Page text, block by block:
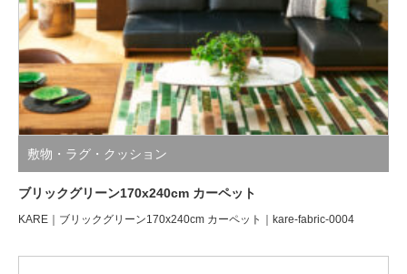
敷物・ラグ・クッション
ブリックグリーン170x240cm カーペット
KARE｜ブリックグリーン170x240cm カーペット｜kare-fabric-0004